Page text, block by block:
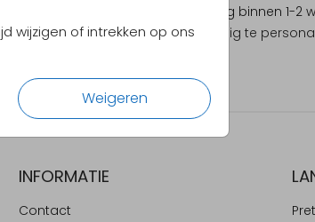
wijzigen of intrekken op ons
Weigeren
Verzending binnen 1-2
Alles volledig te
INFORMATIE
Contact